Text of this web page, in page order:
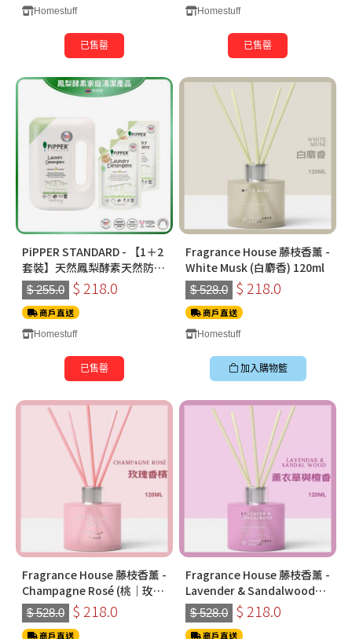
Homestuff
已售罄
Homestuff
已售罄
PiPPER STANDARD - 【1＋2
套裝】天然鳳梨酵素天然防敏
洗衣液 900ml+補充裝750ml
*2｜檸檬草｜嬰兒寵物適用
$ 255.0 $ 218.0
商戶直送
Homestuff
已售罄
Fragrance House 藤枝香薰 -
White Musk (白麝香) 120ml
$ 528.0 $ 218.0
商戶直送
Homestuff
加入購物籃
Fragrance House 藤枝香薰 -
Champagne Rosé (桃｜玫瑰
香檳) 120ml
$ 528.0 $ 218.0
商戶直送
Fragrance House 藤枝香薰 -
Lavender & Sandalwood
(薰衣草｜檀香）120ml
$ 528.0 $ 218.0
商戶直送